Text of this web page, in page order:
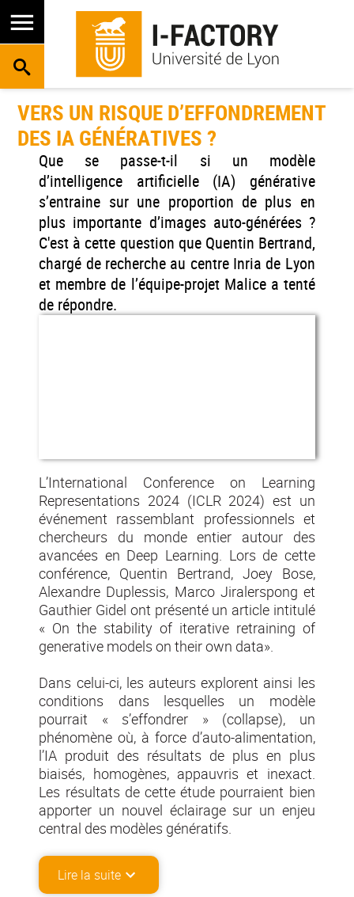
RECHERCHE
VERS UN RISQUE D’EFFONDREMENT
DES IA GÉNÉRATIVES ?
Que se passe-t-il si un modèle
d’intelligence artificielle (IA) générative
s’entraine sur une proportion de plus en
plus importante d’images auto-générées ?
C'est à cette question que Quentin Bertrand,
chargé de recherche au centre Inria de Lyon
et membre de l’équipe-projet Malice a tenté
de répondre.
L’International Conference on Learning
Representations 2024 (ICLR 2024) est un
événement rassemblant professionnels et
chercheurs du monde entier autour des
avancées en Deep Learning. Lors de cette
conférence, Quentin Bertrand, Joey Bose,
Alexandre Duplessis, Marco Jiralerspong et
Gauthier Gidel ont présenté un article intitulé
« On the stability of iterative retraining of
generative models on their own data».
Dans celui-ci, les auteurs explorent ainsi les
conditions dans lesquelles un modèle
pourrait « s’effondrer » (collapse), un
phénomène où, à force d’auto-alimentation,
l’IA produit des résultats de plus en plus
biaisés, homogènes, appauvris et inexact.
Les résultats de cette étude pourraient bien
apporter un nouvel éclairage sur un enjeu
central des modèles génératifs.
Lire la suite